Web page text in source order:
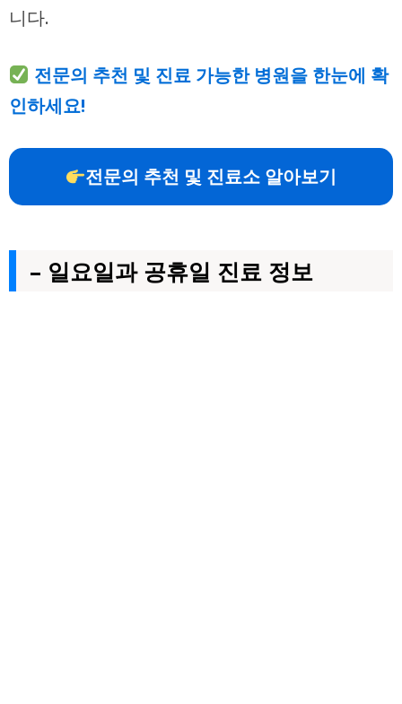
니다.
전문의 추천 및 진료 가능한 병원을 한눈에 확
인하세요!
전문의 추천 및 진료소 알아보기
– 일요일과 공휴일 진료 정보